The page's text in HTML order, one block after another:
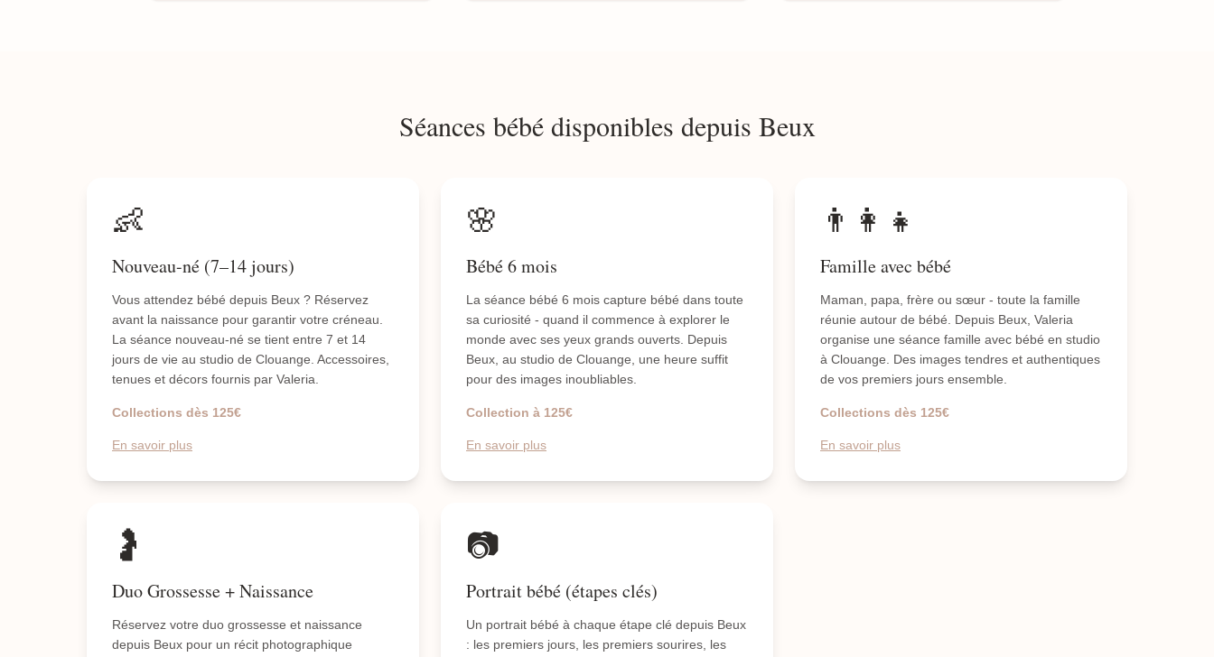
Séances bébé disponibles depuis Beux
👶
Nouveau-né (7–14 jours)
Vous attendez bébé depuis Beux ? Réservez
avant la naissance pour garantir votre créneau.
La séance nouveau-né se tient entre 7 et 14
jours de vie au studio de Clouange. Accessoires,
tenues et décors fournis par Valeria.
Collections dès 125€
En savoir plus
🌸
Bébé 6 mois
La séance bébé 6 mois capture bébé dans toute
sa curiosité - quand il commence à explorer le
monde avec ses yeux grands ouverts. Depuis
Beux, au studio de Clouange, une heure suffit
pour des images inoubliables.
Collection à 125€
En savoir plus
👨‍👩‍👧
Famille avec bébé
Maman, papa, frère ou sœur - toute la famille
réunie autour de bébé. Depuis Beux, Valeria
organise une séance famille avec bébé en studio
à Clouange. Des images tendres et authentiques
de vos premiers jours ensemble.
Collections dès 125€
En savoir plus
🤰
Duo Grossesse + Naissance
Réservez votre duo grossesse et naissance
depuis Beux pour un récit photographique
📷
Portrait bébé (étapes clés)
Un portrait bébé à chaque étape clé depuis Beux
: les premiers jours, les premiers sourires, les